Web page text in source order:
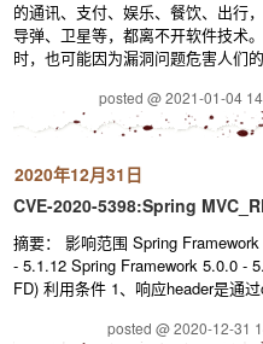
的通讯、支付、娱乐、餐饮、出行
导弹、卫星等，都离不开软件技术
时，也可能因为漏洞问题危害人们
posted @ 2021-01-04
2020年12月31日
CVE-2020-5398:Spring
摘要： 影响范围 Spring
- 5.1.12 Spring Framework 5.0.0 -
FD) 利用条件 1、响应header是通
posted @ 2020-12-31